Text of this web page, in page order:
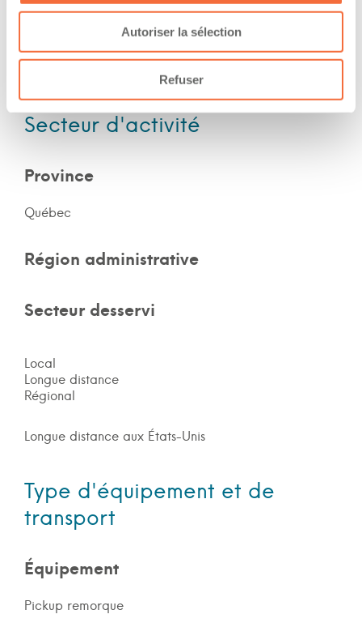
Autoriser la sélection
Refuser
Secteur d'activité
Province
Québec
Région administrative
Secteur desservi
Local
Longue distance
Régional
Longue distance aux États-Unis
Type d'équipement et de
transport
Équipement
Pickup remorque